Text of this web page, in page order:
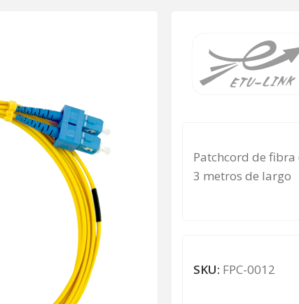
Patchcord de fibra
3 metros de largo
SKU: FPC-0012